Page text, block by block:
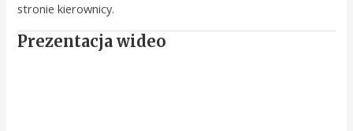
stronie kierownicy.
Prezentacja wideo